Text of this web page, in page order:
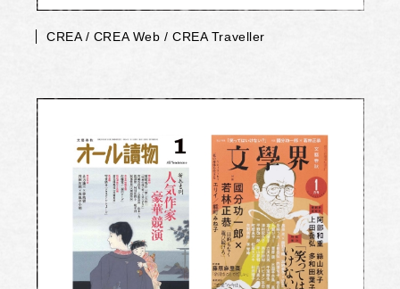
CREA / CREA Web / CREA Traveller